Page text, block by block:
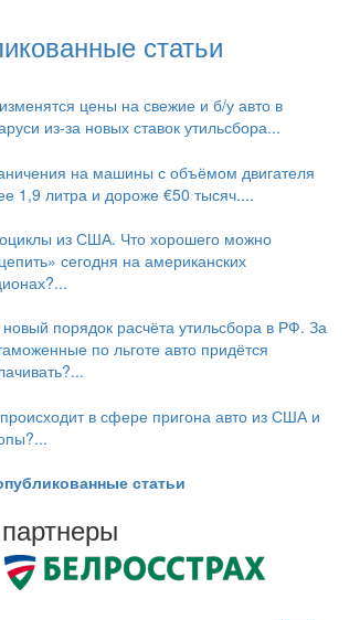
статьи
цены на свежие и б/у авто в
из-за новых ставок утильсбора...
на машины с объёмом двигателя
1,9 литра и дороже €50 тысяч....
из США. Что хорошего можно
сегодня на американских
порядок расчёта утильсбора в РФ. За
по льготе авто придётся
в сфере пригона авто из США и
статьи